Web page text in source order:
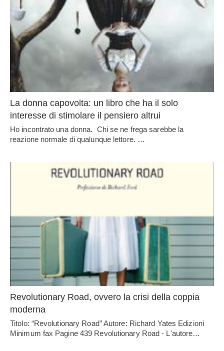
La donna capovolta: un libro che ha il solo
interesse di stimolare il pensiero altrui
Ho incontrato una donna. Chi se ne frega sarebbe la
reazione normale di qualunque lettore. …
Revolutionary Road, ovvero la crisi della coppia
moderna
Titolo: “Revolutionary Road” Autore: Richard Yates Edizioni
Minimum fax Pagine 439 Revolutionary Road - L'autore…